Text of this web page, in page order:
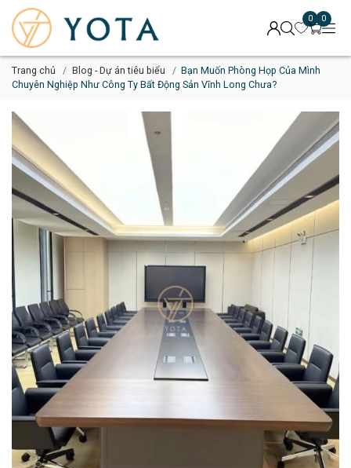
0 0
Trang chủ Blog - Dự án tiêu biểu
Bạn Muốn Phòng Họp Của Mình
Chuyên Nghiệp Như Công Ty Bất Động Sản Vĩnh Long Chưa?